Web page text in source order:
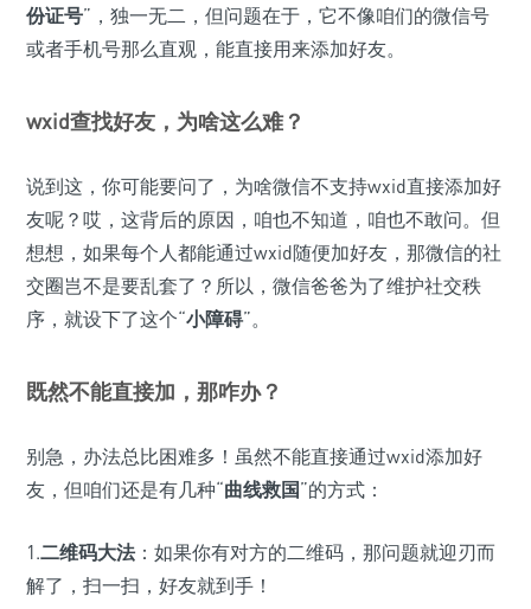
份证号”，独一无二，但问题在于，它不像咱们的微信号
或者手机号那么直观，能直接用来添加好友。
wxid查找好友，为啥这么难？
说到这，你可能要问了，为啥微信不支持wxid直接添加好
友呢？哎，这背后的原因，咱也不知道，咱也不敢问。但
想想，如果每个人都能通过wxid随便加好友，那微信的社
交圈岂不是要乱套了？所以，微信爸爸为了维护社交秩
序，就设下了这个“小障碍”。
既然不能直接加，那咋办？
别急，办法总比困难多！虽然不能直接通过wxid添加好
友，但咱们还是有几种“曲线救国”的方式：
1.二维码大法：如果你有对方的二维码，那问题就迎刃而
解了，扫一扫，好友就到手！